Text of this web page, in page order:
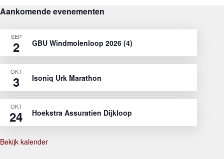
Aankomende evenementen
SEP
2 GBU Windmolenloop 2026 (4)
OKT
3 Isoniq Urk Marathon
OKT
24 Hoekstra Assuratien Dijkloop
Bekijk kalender